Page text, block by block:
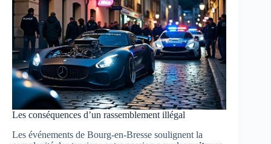
Les conséquences d’un rassemblement illégal
Les événements de Bourg-en-Bresse soulignent la